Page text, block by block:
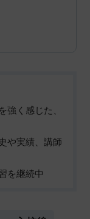
く感じた、
や実績、講師
を継続中